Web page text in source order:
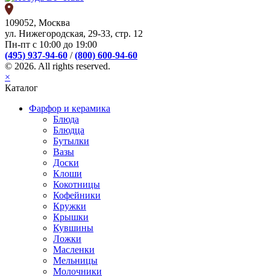
109052, Москва
ул. Нижегородская, 29-33, стр. 12
Пн-пт с 10:00 до 19:00
(495) 937-94-60 /(800) 600-94-60
© 2026. All rights reserved.
×
Каталог
Фарфор и керамика
Блюда
Блюдца
Бутылки
Вазы
Доски
Клоши
Кокотницы
Кофейники
Кружки
Крышки
Кувшины
Ложки
Масленки
Мельницы
Молочники